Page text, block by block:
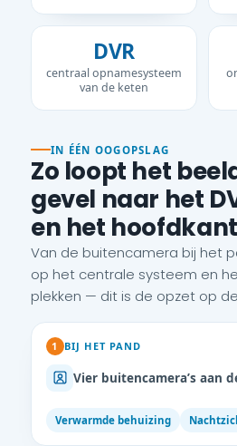
DVR
centraal opnamesysteem
van de keten
IN ÉÉN OOGOPSLAG
Zo loopt het
gevel naar het
en het
Van de buitencamera bij het
op het centrale systeem en
plekken — dit is de opzet op
1 BIJ HET PAND
Vier buitencamera’s aan
Verwarmde behuizing